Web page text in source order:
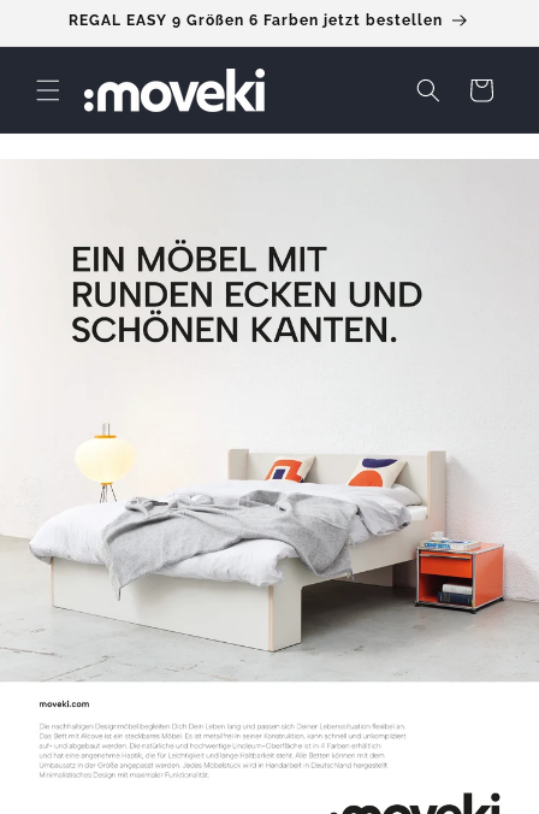
zum
Inhalt
REGAL EASY 9 Größen 6 Farben jetzt bestellen
Warenkorb